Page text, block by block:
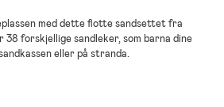
med dette flotte sandsettet fra
forskjellige sandleker, som barna dine
eller på stranda.